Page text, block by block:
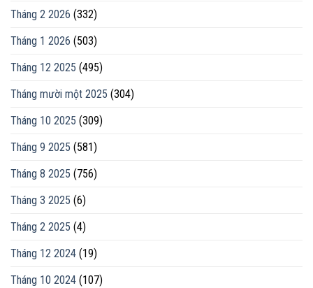
Tháng 2 2026 (332)
Tháng 1 2026 (503)
Tháng 12 2025 (495)
Tháng mười một 2025 (304)
Tháng 10 2025 (309)
Tháng 9 2025 (581)
Tháng 8 2025 (756)
Tháng 3 2025 (6)
Tháng 2 2025 (4)
Tháng 12 2024 (19)
Tháng 10 2024 (107)